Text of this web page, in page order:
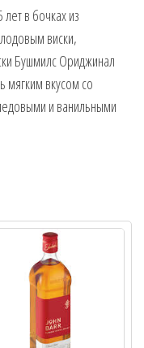
в бочках из
виски,
Бушмилс Ориджинал
мягким вкусом со
и ванильными